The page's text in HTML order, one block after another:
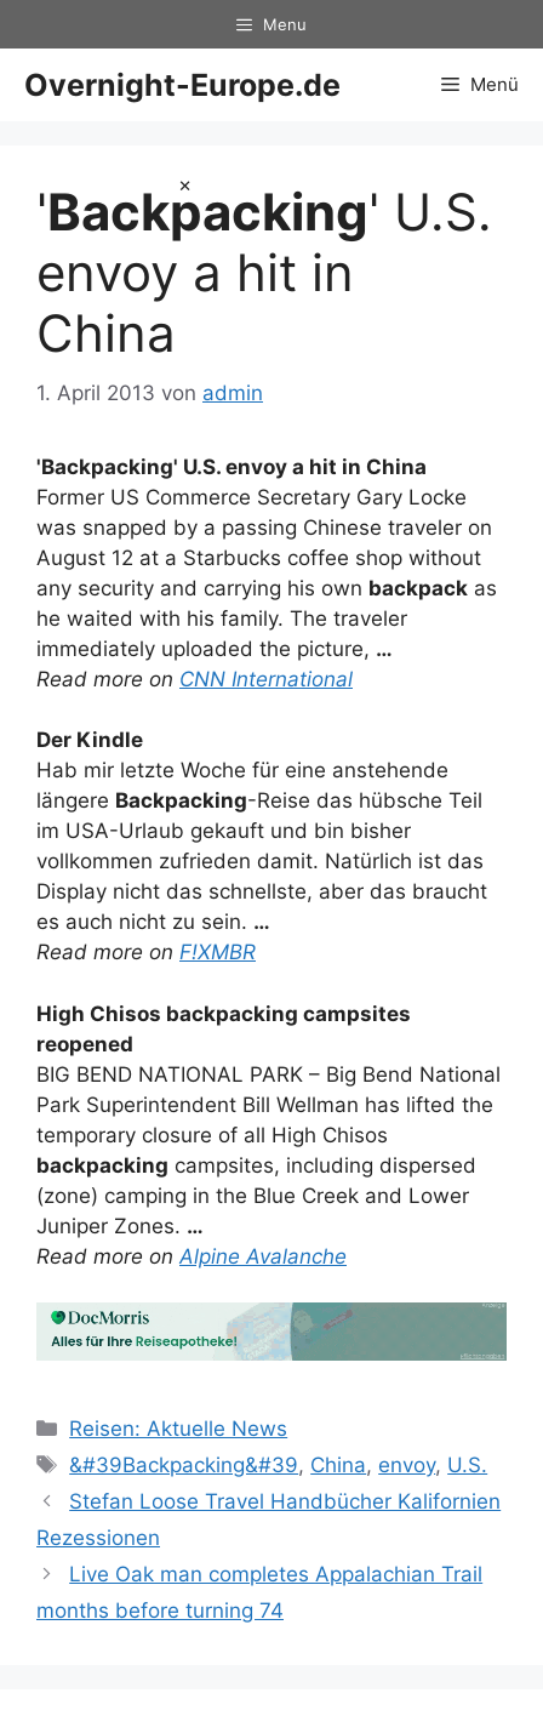
×
Inhalt
springen
Menu
Overnight-Europe.de Menü
'Backpacking' U.S.
envoy a hit in
China
1. April 2013 von admin
'Backpacking' U.S. envoy a hit in China
Former US Commerce Secretary Gary Locke
was snapped by a passing Chinese traveler on
August 12 at a Starbucks coffee shop without
any security and carrying his own backpack as
he waited with his family. The traveler
immediately uploaded the picture, …
Read more on CNN International
Der Kindle
Hab mir letzte Woche für eine anstehende
längere Backpacking-Reise das hübsche Teil
im USA-Urlaub gekauft und bin bisher
vollkommen zufrieden damit. Natürlich ist das
Display nicht das schnellste, aber das braucht
es auch nicht zu sein. …
Read more on F!XMBR
High Chisos backpacking campsites
reopened
BIG BEND NATIONAL PARK – Big Bend National
Park Superintendent Bill Wellman has lifted the
temporary closure of all High Chisos
backpacking campsites, including dispersed
(zone) camping in the Blue Creek and Lower
Juniper Zones. …
Read more on Alpine Avalanche
Kategorien
Reisen: Aktuelle News
Schlagwörter
&#39Backpacking&#39, China, envoy, U.S.
Stefan Loose Travel Handbücher Kalifornien
Rezessionen
Live Oak man completes Appalachian Trail
months before turning 74